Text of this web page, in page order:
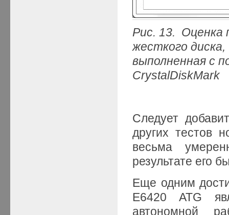
Рис. 13. Оценка
жесткого диска,
выполненная с
CrystalDiskMark
Следует
других тестов
весьма
результате его
Еще одним
E6420 ATG
автономной